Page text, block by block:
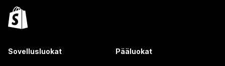
Sovellusluokat Pääluokat